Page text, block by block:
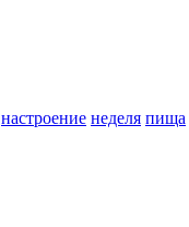
настроение неделя пища